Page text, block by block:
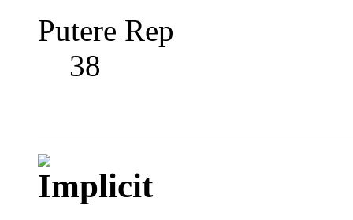
Putere Rep
38